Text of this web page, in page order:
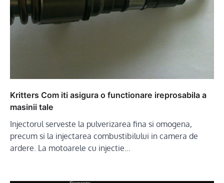
Kritters Com iti asigura o functionare ireprosabila a
masinii tale
Injectorul serveste la pulverizarea fina si omogena,
precum si la injectarea combustibilului in camera de
ardere. La motoarele cu injectie…